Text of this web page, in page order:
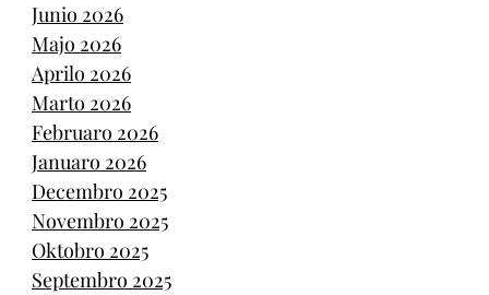
Junio 2026
Majo 2026
Aprilo 2026
Marto 2026
Februaro 2026
Januaro 2026
Decembro 2025
Novembro 2025
Oktobro 2025
Septembro 2025